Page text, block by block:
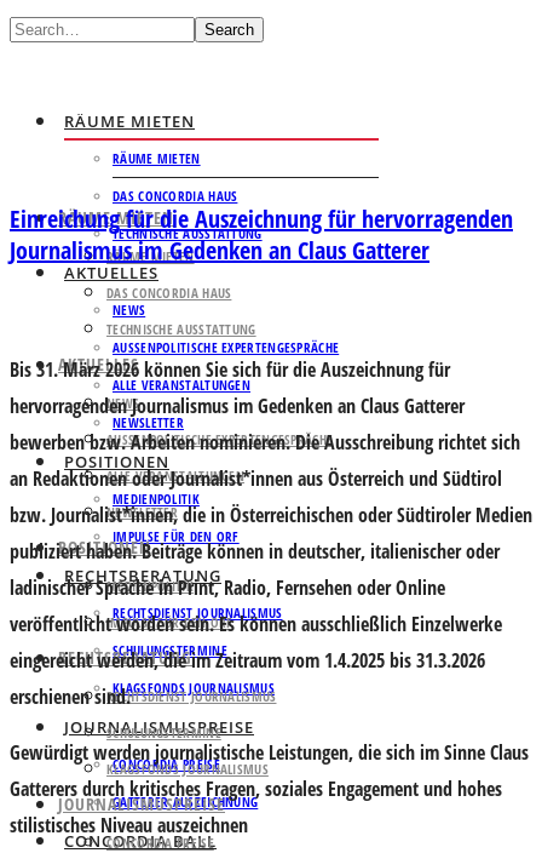
Search
RÄUME MIETEN
RÄUME MIETEN
DAS CONCORDIA HAUS
TECHNISCHE AUSSTATTUNG
AKTUELLES
NEWS
AUSSENPOLITISCHE EXPERTENGESPRÄCHE
ALLE VERANSTALTUNGEN
NEWSLETTER
POSITIONEN
MEDIENPOLITIK
IMPULSE FÜR DEN ORF
RECHTSBERATUNG
RECHTSDIENST JOURNALISMUS
SCHULUNGSTERMINE
KLAGSFONDS JOURNALISMUS
JOURNALISMUSPREISE
CONCORDIA PREISE
GATTERER AUSZEICHNUNG
CONCORDIA BALL
RÄUME MIETEN
RÄUME MIETEN
DAS CONCORDIA HAUS
TECHNISCHE AUSSTATTUNG
AKTUELLES
NEWS
AUSSENPOLITISCHE EXPERTENGESPRÄCHE
ALLE VERANSTALTUNGEN
NEWSLETTER
POSITIONEN
MEDIENPOLITIK
IMPULSE FÜR DEN ORF
RECHTSBERATUNG
RECHTSDIENST JOURNALISMUS
SCHULUNGSTERMINE
KLAGSFONDS JOURNALISMUS
JOURNALISMUSPREISE
CONCORDIA PREISE
Einreichung für die Auszeichnung für hervorragenden
Journalismus im Gedenken an Claus Gatterer
Bis 31. März 2026 können Sie sich für die Auszeichnung für
hervorragenden Journalismus im Gedenken an Claus Gatterer
bewerben bzw. Arbeiten nominieren. Die Ausschreibung richtet sich
an Redaktionen oder Journalist*innen aus Österreich und Südtirol
bzw. Journalist*innen, die in Österreichischen oder Südtiroler Medien
publiziert haben. Beiträge können in deutscher, italienischer oder
ladinischer Sprache in Print, Radio, Fernsehen oder Online
veröffentlicht worden sein. Es können ausschließlich Einzelwerke
eingereicht werden, die im Zeitraum vom 1.4.2025 bis 31.3.2026
erschienen sind.
Gewürdigt werden journalistische Leistungen, die sich im Sinne Claus
Gatterers durch kritisches Fragen, soziales Engagement und hohes
stilistisches Niveau auszeichnen